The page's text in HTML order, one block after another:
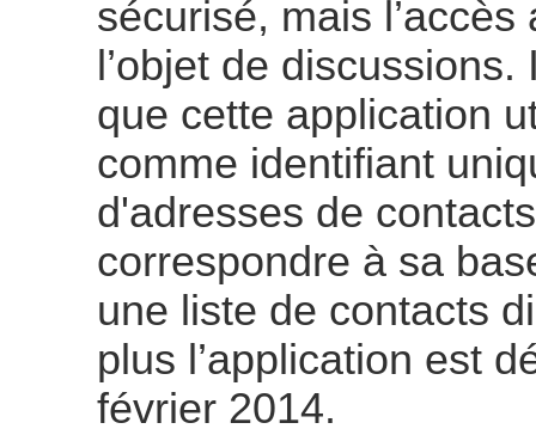
sécurisé, mais
l’objet de
que cette application
comme identifiant
d'adresses de
correspondre à sa
une liste de contacts
plus l’application est
février 2014.